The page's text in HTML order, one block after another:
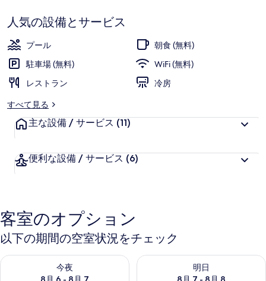
ギ
ャ
ラ
リ
ー
人気の設備とサービス
プール
朝食 (無料)
駐車場 (無料)
WiFi (無料)
レストラン
冷房
すべて見る
主な設備 / サービス (11)
便利な設備 / サービス (6)
客室のオプション
以下の期間の空室状況をチェック
今夜
今夜 8月 6 - 8月 7 の空室状況をチェック
明日
明日 8月 7 - 8月 8 の空室状況